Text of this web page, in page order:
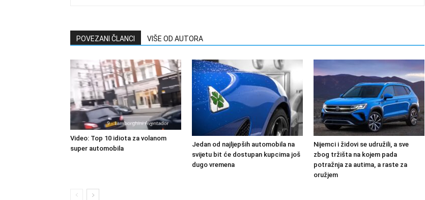
POVEZANI ČLANCI VIŠE OD AUTORA
Video: Top 10 idiota za volanom
super automobila
Jedan od najljepših automobila na
svijetu bit će dostupan kupcima još
dugo vremena
Nijemci i židovi se udružili, a sve
zbog tržišta na kojem pada
potražnja za autima, a raste za
oružjem